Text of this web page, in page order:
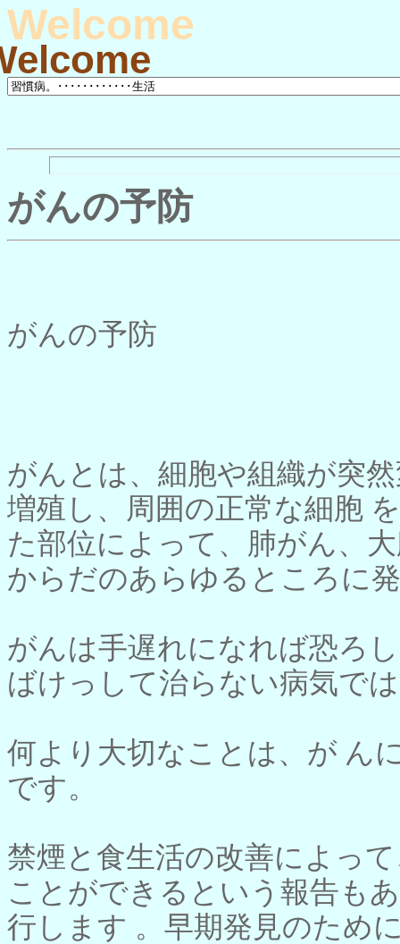
Welcome
がんの予防
がんの予防
がんとは、細胞や組織が突
増殖し、周囲の正常な細胞
た部位によって、肺がん、
からだのあらゆるところに
がんは手遅れになれば恐ろ
ばけっして治らない病気で
何より大切なことは、が ん
です。
禁煙と食生活の改善によっ
ことができるという報告も
行します 。早期発見のため